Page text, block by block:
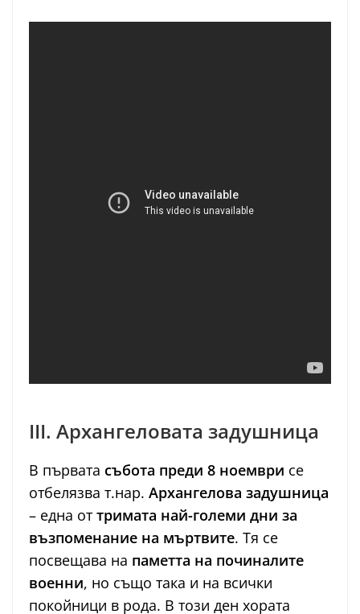
III. Архангеловата задушница
В първата събота преди 8 ноември се
отбелязва т.нар. Архангелова задушница
– една оттримата най-големи дни за
възпоменание на мъртвите. Тя се
посвещава на паметта на починалите
военни, но също така и на всички
покойници в рода. В този ден хората